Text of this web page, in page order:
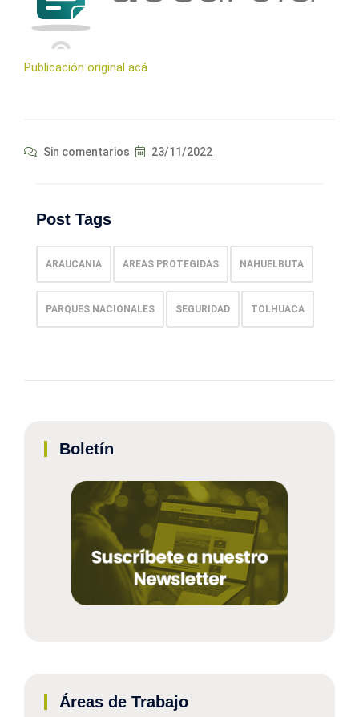
Publicación original acá
Sin comentarios 23/11/2022
Post Tags
ARAUCANIA AREAS PROTEGIDAS NAHUELBUTA
PARQUES NACIONALES SEGURIDAD TOLHUACA
Boletín
Áreas de Trabajo